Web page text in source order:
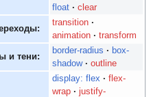
float
clear
transition
animation
transform
и тени:
border-radius
box-
shadow
outline
display: flex
flex-
wrap
justify-